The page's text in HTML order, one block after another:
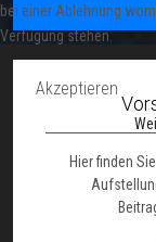
Hier finden
bei einer Ablehnung
Verfügung stehen.
Akzeptieren